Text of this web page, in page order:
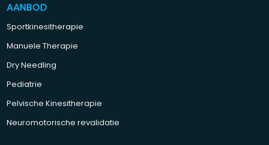
AANBOD
Sportkinesitherapie
Manuele Therapie
Dry Needling
Pediatrie
Pelvische Kinesitherapie
Neuromotorische revalidatie